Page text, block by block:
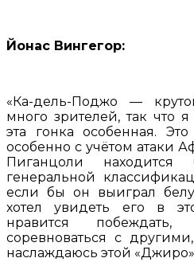
Йонас Вингегор:
«Ка-дель-Поджо —
много зрителей, так что я
эта гонка особенная.
особенно с учётом атаки
Пиганцоли
генеральной
если бы он выиграл
хотел увидеть его в
нравится
соревноваться с
наслаждаюсь этой